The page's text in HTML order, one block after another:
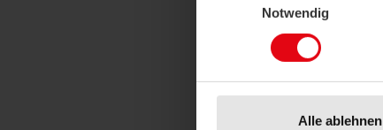
Notwendig
Alle ablehnen